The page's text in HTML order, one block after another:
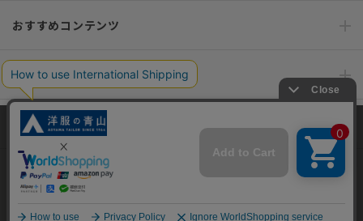
おすすめコンテンツ
ポリシー・企業情報
オーダースーツなら SHITATE
OFFICIAL SNS
当サイトでは、快適な閲覧体験とコンテンツ改善のためにCookieを使用
しています。閲覧を続けることで、Cookieの使用に同意したものとみな
します。詳細については
同意して閉じる